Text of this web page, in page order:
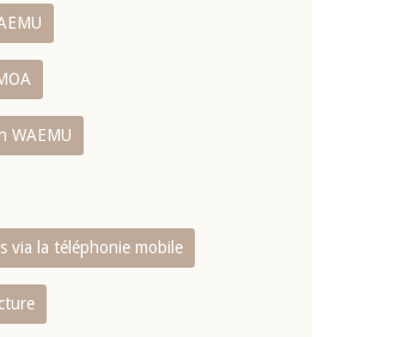
WAEMU
via la téléphonie mobile